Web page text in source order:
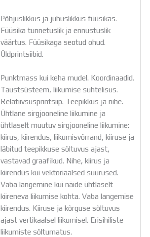
Põhjuslikkus ja juhuslikkus füüsikas.
Füüsika tunnetuslik ja ennustuslik
väärtus. Füüsikaga seotud ohud.
Üldprintsiibid.
Punktmass kui keha mudel. Koordinaadid.
Taustsüsteem, liikumise suhtelisus.
Relatiivsusprintsiip. Teepikkus ja nihe.
Ühtlane sirgjooneline liikumine ja
ühtlaselt muutuv sirgjooneline liikumine:
kiirus, kiirendus, liikumisvõrrand, kiiruse ja
läbitud teepikkuse sõltuvus ajast,
vastavad graafikud. Nihe, kiirus ja
kiirendus kui vektoriaalsed suurused.
Vaba langemine kui näide ühtlaselt
kiireneva liikumise kohta. Vaba langemise
kiirendus. Kiiruse ja kõrguse sõltuvus
ajast vertikaalsel liikumisel. Erisihiliste
liikumiste sõltumatus.